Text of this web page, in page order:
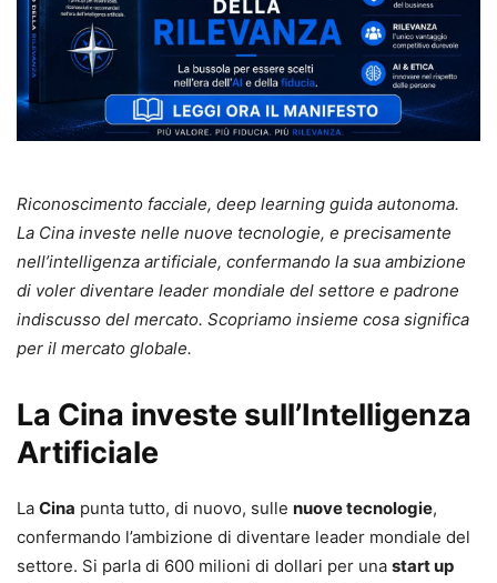
Riconoscimento facciale, deep learning guida autonoma.
La Cina investe nelle nuove tecnologie, e precisamente
nell’intelligenza artificiale, confermando la sua ambizione
di voler diventare leader mondiale del settore e padrone
indiscusso del mercato. Scopriamo insieme cosa significa
per il mercato globale.
La Cina investe sull’Intelligenza
Artificiale
La Cina punta tutto, di nuovo, sulle nuove tecnologie,
confermando l’ambizione di diventare leader mondiale del
settore. Si parla di 600 milioni di dollari per una start up